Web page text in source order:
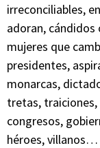
irreconciliables,
adoran, cándidos
mujeres que
presidentes,
monarcas,
tretas, traiciones,
congresos,
héroes, villanos…